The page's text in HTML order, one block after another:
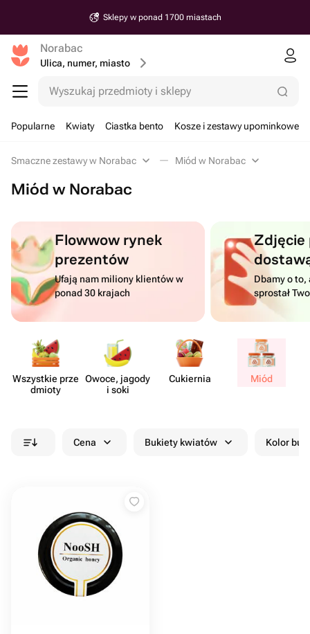
Sklepy w ponad 1700 miastach
Norabac
Ulica, numer, miasto
Wyszukaj przedmioty i sklepy
Popularne Kwiaty Ciastka bento Kosze i zestawy upominkowe
Smaczne zestawy w Norabac Miód w Norabac
Miód w Norabac
Flowwow rynek
prezentów
Ufają nam miliony klientów w
ponad 30 krajach
Dbamy o to,
sprostał
Wszystkie prze​
dmioty
Owoce, jagody
i soki
Cukiernia Miód
Cena Bukiety kwiatów Kolor